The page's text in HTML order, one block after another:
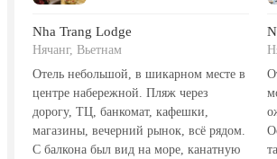
Nha Trang Lodge
Нячанг, Вьетнам
Отель небольшой, в шикарном месте в
центре набережной. Пляж через
дорогу, ТЦ, банкомат, кафешки,
магазины, вечерний рынок, всё рядом.
С балкона был вид на море, канатную